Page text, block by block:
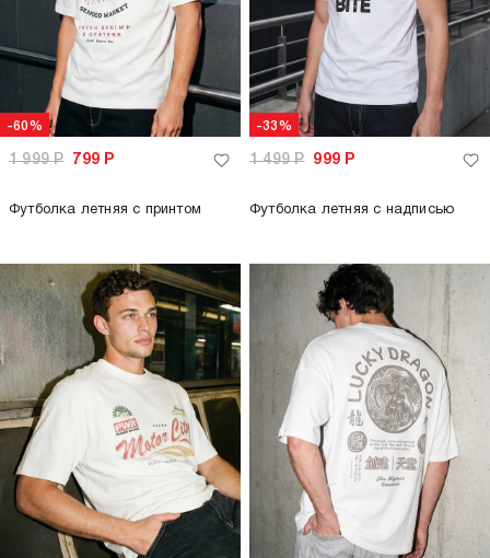
-60%
1 999Р 799 Р
Футболка летняя с принтом
-33%
1 499Р 999 Р
Футболка летняя с надписью